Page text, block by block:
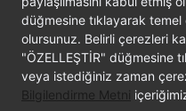
API
Reference
More
düğmesine tıklayarak
olursunuz. Belirli çerezleri
"ÖZELLEŞTİR" düğmesine
veya istediğiniz zaman
Bilgilendirme Metni